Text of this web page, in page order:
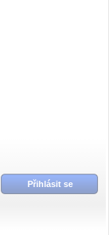
Přihlásit se